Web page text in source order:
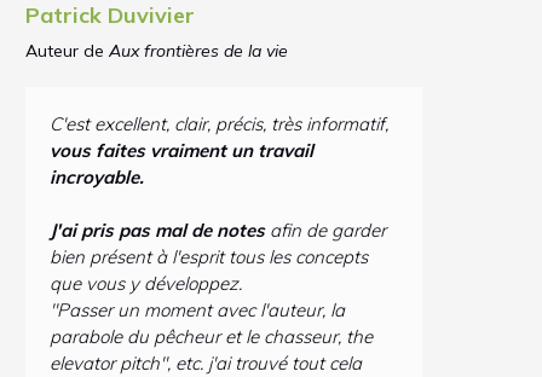
Patrick Duvivier
Auteur de Aux frontières de la vie
C'est excellent, clair, précis, très informatif,
vous faites vraiment un travail
incroyable.
J'ai pris pas mal de notesafin de garder
bien présent à l'esprit tous les concepts
que vous y développez.
"Passer un moment avec l'auteur, la
parabole du pêcheur et le chasseur, the
elevator pitch", etc. j'ai trouvé tout cela